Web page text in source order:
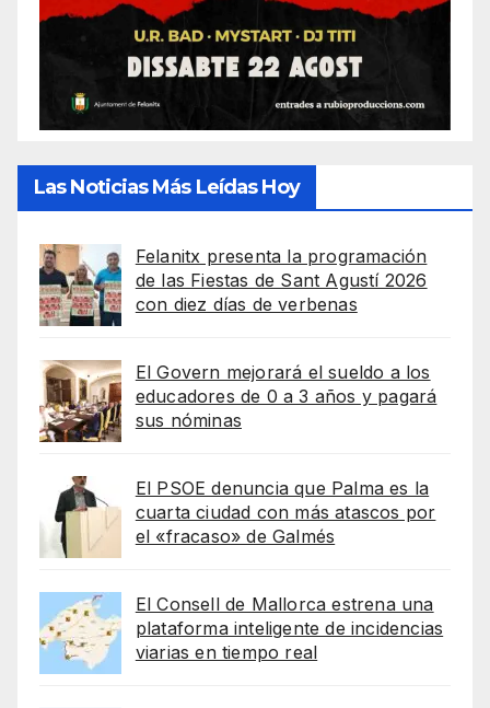
Las Noticias Más Leídas Hoy
Felanitx presenta la programación
de las Fiestas de Sant Agustí 2026
con diez días de verbenas
El Govern mejorará el sueldo a los
educadores de 0 a 3 años y pagará
sus nóminas
El PSOE denuncia que Palma es la
cuarta ciudad con más atascos por
el «fracaso» de Galmés
El Consell de Mallorca estrena una
plataforma inteligente de incidencias
viarias en tiempo real